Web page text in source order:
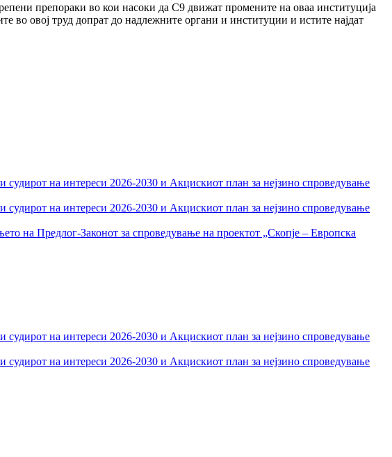
препораки во кои насоки да С9 движат промeните на оваа институција
во овој труд допрат до надлежните органи и институции и истите најдат
судирот на интереси 2026-2030 и Акцискиот план за нејзино спроведување
судирот на интереси 2026-2030 и Акцискиот план за нејзино спроведување
на Предлог-Законот за спроведување на проектот „Скопје – Европска
судирот на интереси 2026-2030 и Акцискиот план за нејзино спроведување
судирот на интереси 2026-2030 и Акцискиот план за нејзино спроведување